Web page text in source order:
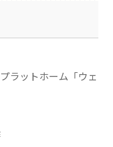
ラットホーム「ウェ